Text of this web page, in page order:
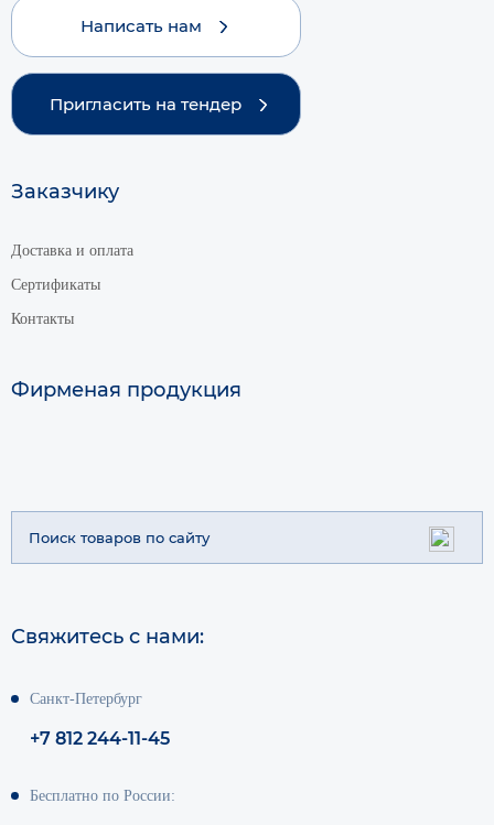
Написать нам
Пригласить на тендер
Заказчику
Доставка и оплата
Сертификаты
Контакты
Фирменая продукция
Свяжитесь с нами:
Санкт-Петербург
+7 812 244-11-45
Бесплатно по России: